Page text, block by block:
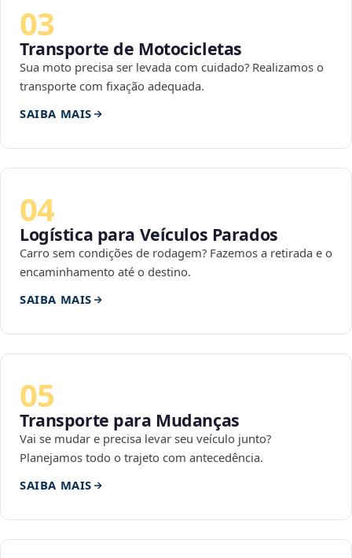
03
Transporte de Motocicletas
Sua moto precisa ser levada com cuidado? Realizamos o
transporte com fixação adequada.
SAIBA MAIS
04
Logística para Veículos Parados
Carro sem condições de rodagem? Fazemos a retirada e o
encaminhamento até o destino.
SAIBA MAIS
05
Transporte para Mudanças
Vai se mudar e precisa levar seu veículo junto?
Planejamos todo o trajeto com antecedência.
SAIBA MAIS